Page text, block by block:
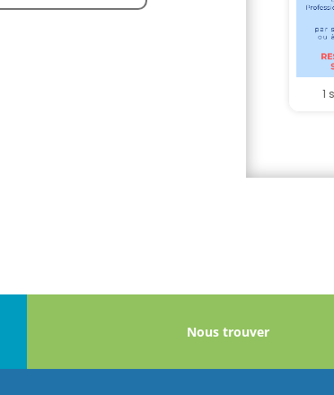
Nous trouver